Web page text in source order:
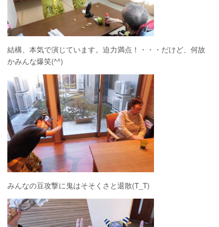
遠見塚デイサービスセンター
地域密着型特別養護老人ホームチアフ
ル古城
特別養護老人ホームチアフル岩沼
岩沼市デイサービスセンターたけくま
岩沼西地域包括支援センター
結構、本気で演じています。迫力満点！・・・だけど、何故
かみんな爆笑(^^)
みんなの豆攻撃に鬼はそそくさと退散(T_T)